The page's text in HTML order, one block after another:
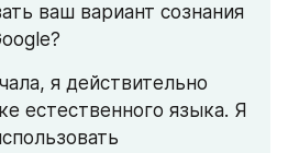
ваш вариант сознания
я действительно
естественного языка. Я